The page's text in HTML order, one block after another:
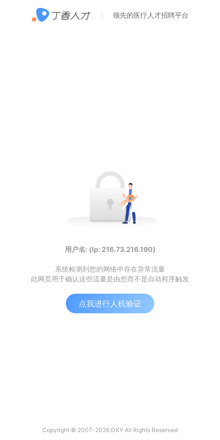
领先的医疗人才招聘平台
用户名: (Ip: 216.73.216.190)
系统检测到您的网络中存在异常流量
此网页用于确认这些流量是由您而不是自动程序触发
点我进行人机验证
Copyright © 2007-2026 DXY All Rights Reserved